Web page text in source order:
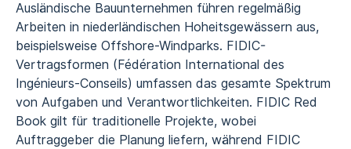
Ausländische Bauunternehmen führen regelmäßig
Arbeiten in niederländischen Hoheitsgewässern aus,
beispielsweise Offshore-Windparks. FIDIC-
Vertragsformen (Fédération International des
Ingénieurs-Conseils) umfassen das gesamte Spektrum
von Aufgaben und Verantwortlichkeiten. FIDIC Red
Book gilt für traditionelle Projekte, wobei
Auftraggeber die Planung liefern, während FIDIC